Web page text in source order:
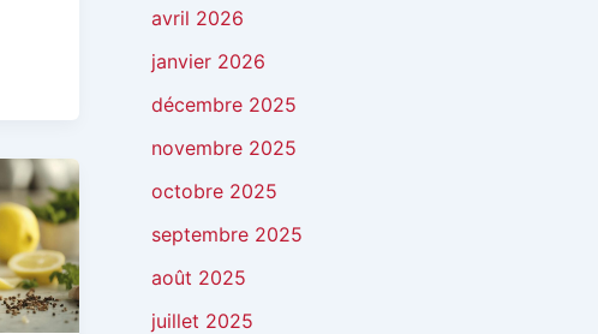
avril 2026
janvier 2026
décembre 2025
novembre 2025
octobre 2025
septembre 2025
août 2025
juillet 2025